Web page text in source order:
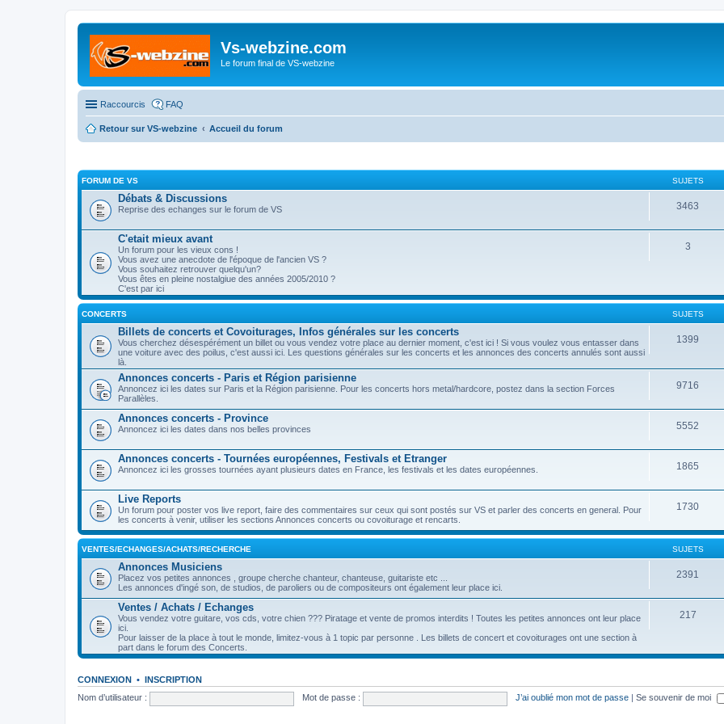
Vs-webzine.com
Le forum final de VS-webzine
Raccourcis FAQ
Retour sur VS-webzine Accueil du forum
FORUM DE VS SUJETS
Débats & Discussions
Reprise des echanges sur le forum de VS 3463
C'etait mieux avant
Un forum pour les vieux cons !
Vous avez une anecdote de l'époque de l'ancien VS ?
Vous souhaitez retrouver quelqu'un?
Vous êtes en pleine nostalgiue des années 2005/2010 ?
C'est par ici
3
CONCERTS SUJETS
Billets de concerts et Covoiturages, Infos générales sur les concerts
Vous cherchez désespérément un billet ou vous vendez votre place au dernier moment, c'est ici ! Si vous voulez vous entasser dans
une voiture avec des poilus, c'est aussi ici. Les questions générales sur les concerts et les annonces des concerts annulés sont aussi
là.
1399
Annonces concerts - Paris et Région parisienne
Annoncez ici les dates sur Paris et la Région parisienne. Pour les concerts hors metal/hardcore, postez dans la section Forces
Parallèles.
9716
Annonces concerts - Province
Annoncez ici les dates dans nos belles provinces 5552
Annonces concerts - Tournées européennes, Festivals et Etranger
Annoncez ici les grosses tournées ayant plusieurs dates en France, les festivals et les dates européennes. 1865
Live Reports
Un forum pour poster vos live report, faire des commentaires sur ceux qui sont postés sur VS et parler des concerts en general. Pour
les concerts à venir, utiliser les sections Annonces concerts ou covoiturage et rencarts.
1730
VENTES/ECHANGES/ACHATS/RECHERCHE SUJETS
Annonces Musiciens
Placez vos petites annonces , groupe cherche chanteur, chanteuse, guitariste etc ...
Les annonces d'ingé son, de studios, de paroliers ou de compositeurs ont également leur place ici.
2391
Ventes / Achats / Echanges
Vous vendez votre guitare, vos cds, votre chien ??? Piratage et vente de promos interdits ! Toutes les petites annonces ont leur place
ici.
Pour laisser de la place à tout le monde, limitez-vous à 1 topic par personne . Les billets de concert et covoiturages ont une section à
part dans le forum des Concerts.
217
CONNEXION • INSCRIPTION
Nom d’utilisateur :
Mot de passe : J’ai oublié mon mot de passe Se souvenir de moi